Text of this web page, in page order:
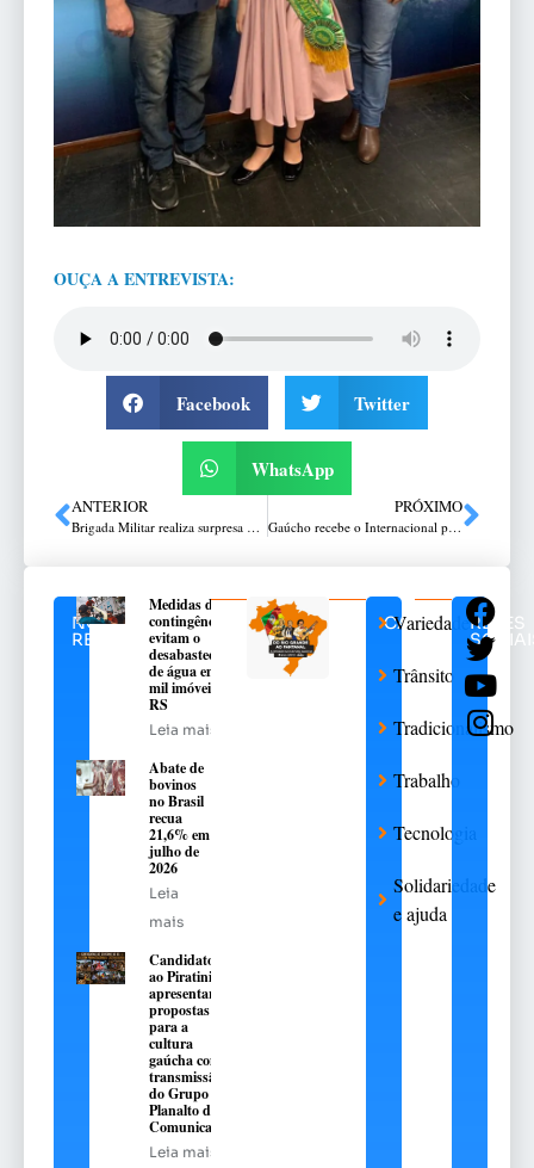
OUÇA A ENTREVISTA:
Facebook Twitter
WhatsApp
ANTERIOR
Brigada Militar realiza surpresa no aniversário de criança admiradora da corporação
PRÓXIMO
Gaúcho recebe o Internacional pela Copa FGF nesta quarta-feira
NOTÍCIAS
RELACIONADAS
Medidas de
contingência
evitam o
desabastecimento
de água em 376
mil imóveis no
RS
Leia mais
Abate de
bovinos
no Brasil
recua
21,6% em
julho de
2026
Leia
mais
Candidatos
ao Piratini
apresentarão
propostas
para a
cultura
gaúcha com
transmissão
do Grupo
Planalto de
Comunicação
Leia mais
CATEGORIAS
Variedades
Trânsito
Tradicionalismo
Trabalho
Tecnologia
Solidariedade
e ajuda
REDES